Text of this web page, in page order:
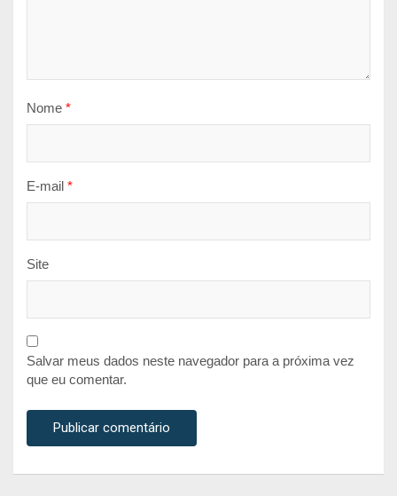
Nome *
E-mail *
Site
Salvar meus dados neste navegador para a próxima vez
que eu comentar.